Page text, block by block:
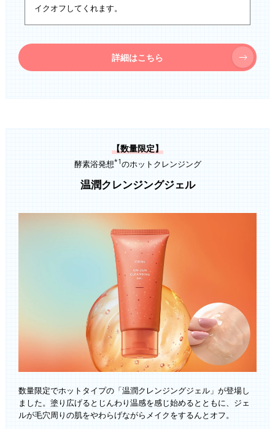
イクオフしてくれます。
詳細はこちら
【数量限定】
酵素浴発想*1のホットクレンジング
温潤クレンジングジェル
数量限定でホットタイプの「温潤クレンジングジェル」が登場し
ました。塗り広げるとじんわり温感を感じ始めるとともに、ジェ
ルが毛穴周りの肌をやわらげながらメイクをするんとオフ。